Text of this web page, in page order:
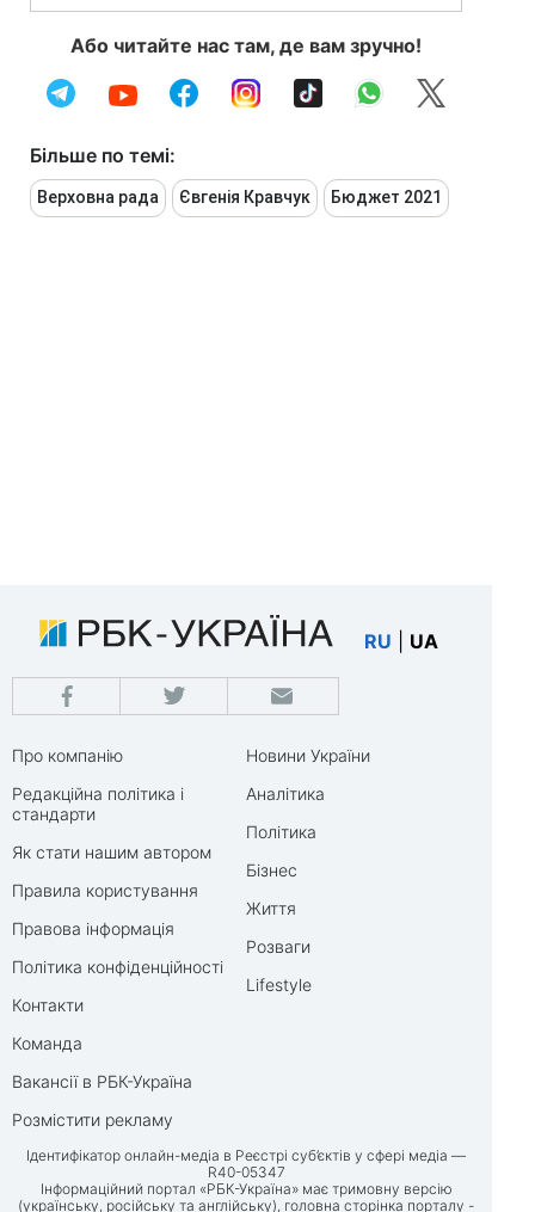
Або читайте нас там, де вам зручно!
Більше по темі:
Верховна рада Євгенія Кравчук Бюджет 2021
RU UA
Про компанію
Редакційна політика і
стандарти
Як стати нашим автором
Правила користування
Правова інформація
Політика конфіденційності
Контакти
Команда
Вакансії в РБК-Україна
Розмістити рекламу
Новини України
Аналітика
Політика
Бізнес
Життя
Розваги
Lifestyle
Ідентифікатор онлайн-медіа в Реєстрі суб’єктів у сфері медіа —
R40-05347
Інформаційний портал «РБК-Україна» має тримовну версію
(українську, російську та англійську), головна сторінка порталу -